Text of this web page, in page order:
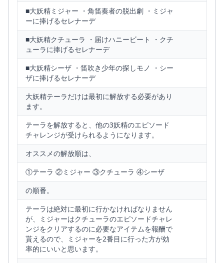
■大妖精ミジャー ・角笛奏者の脱出劇 ・ミジャ
ーに捧げるセレナーデ
■大妖精クチューラ ・届けハニービート ・クチ
ューラに捧げるセレナーデ
■大妖精シーザ ・笛吹き少年の探しモノ ・シー
ザに捧げるセレナーデ
大妖精テーラだけは最初に解放する必要があり
ます。
テーラを解放すると、他の3妖精のエピソード
チャレンジが受けられるようになります。
オススメの解放順は、
①テーラ ②ミジャー ③クチューラ ④シーザ
の順番。
テーラは絶対に最初に行かなければなりません
が、ミジャーはクチューラのエピソードチャレ
ンジをクリアするのに必要なアイテムを報酬で
貰えるので、ミジャーを2番目に行った方が効
率的にいいと思います。